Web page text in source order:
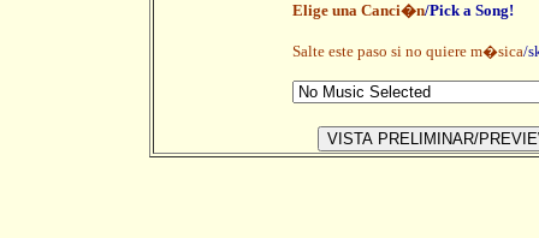
Elige una Canci�n/Pick a Song!
Salte este paso si no quiere m�sica/